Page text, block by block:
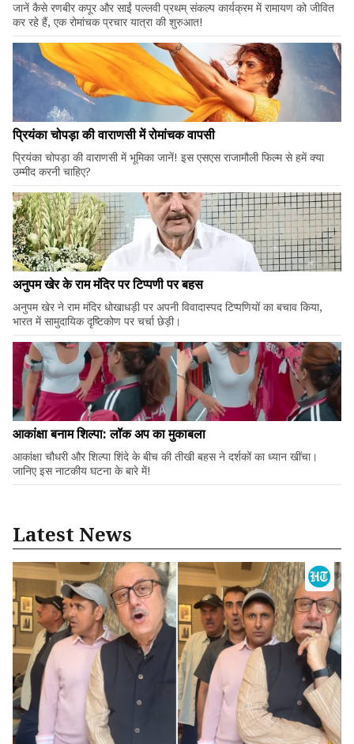
जानें कैसे रणबीर कपूर और साईं पल्लवी प्रथम् संकल्प कार्यक्रम में रामायण को जीवित
कर रहे हैं, एक रोमांचक प्रचार यात्रा की शुरुआत!
प्रियंका चोपड़ा की वाराणसी में रोमांचक वापसी
प्रियंका चोपड़ा की वाराणसी में भूमिका जानें! इस एसएस राजामौली फिल्म से हमें क्या
उम्मीद करनी चाहिए?
अनुपम खेर के राम मंदिर पर टिप्पणी पर बहस
अनुपम खेर ने राम मंदिर धोखाधड़ी पर अपनी विवादास्पद टिप्पणियों का बचाव किया,
भारत में सामुदायिक दृष्टिकोण पर चर्चा छेड़ी।
आकांक्षा बनाम शिल्पा: लॉक अप का मुकाबला
आकांक्षा चौधरी और शिल्पा शिंदे के बीच की तीखी बहस ने दर्शकों का ध्यान खींचा।
जानिए इस नाटकीय घटना के बारे में!
Latest News